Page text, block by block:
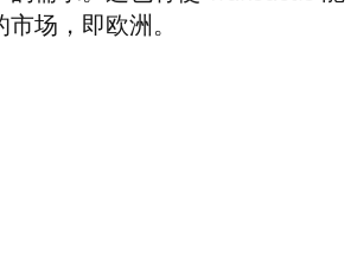
场，即欧洲。